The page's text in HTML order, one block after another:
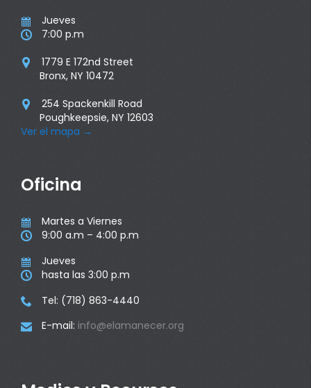
 Jueves
 7:00 p.m

1779 E 172nd Street
Bronx, NY 10472

254 Spackenkill Road
Poughkeepsie, NY 12603
Ver el mapa →
Oficina
 Martes a Viernes
 9:00 a.m – 4:00 p.m
 Jueves
 hasta las 3:00 p.m
 Tel: (718) 863-4440
 E-mail: info@elamanecer.org